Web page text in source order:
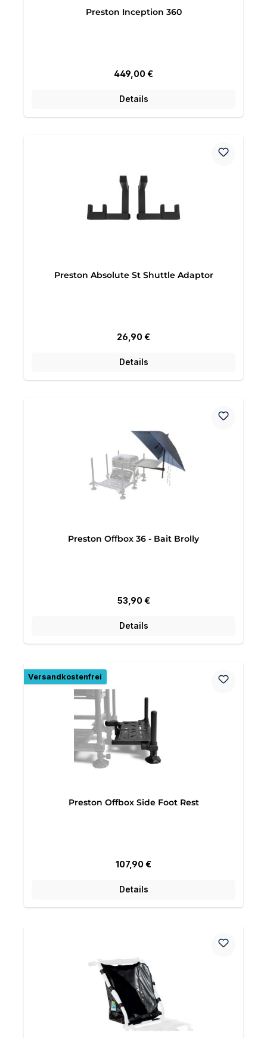
Preston Inception 360
Regulärer Preis:
449,00 €
Details
Preston Absolute St Shuttle Adaptor
Regulärer Preis:
26,90 €
Details
Preston Offbox 36 - Bait Brolly
Regulärer Preis:
53,90 €
Details
Versandkostenfrei
Preston Offbox Side Foot Rest
Regulärer Preis:
107,90 €
Details